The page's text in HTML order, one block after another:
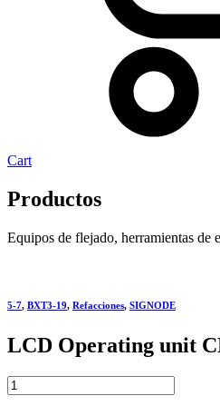
Cart
Productos
Equipos de flejado, herramientas de
5-7, BXT3-19, Refacciones, SIGNODE
LCD Operating unit
LCD
Operating